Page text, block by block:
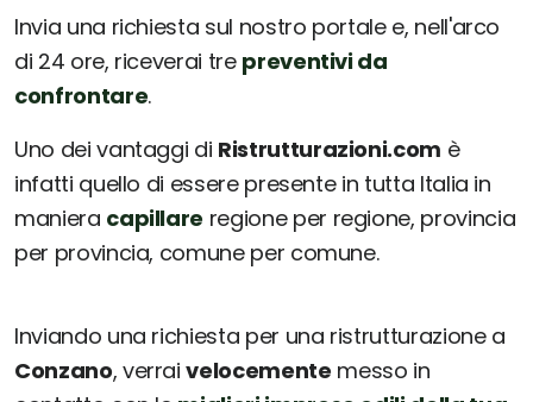
Invia una richiesta sul nostro portale e, nell'arco
di 24 ore, riceverai tre preventivi da
confrontare.
Uno dei vantaggi di Ristrutturazioni.com è
infatti quello di essere presente in tutta Italia in
maniera capillare regione per regione, provincia
per provincia, comune per comune.
Inviando una richiesta per una ristrutturazione a
Conzano, verraivelocemente messo in